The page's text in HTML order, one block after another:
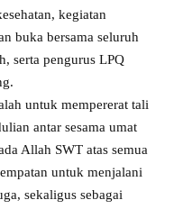
kegiatan
buka bersama seluruh
serta pengurus LPQ
untuk mempererat tali
antar sesama umat
Allah SWT atas semua
untuk menjalani
sekaligus sebagai